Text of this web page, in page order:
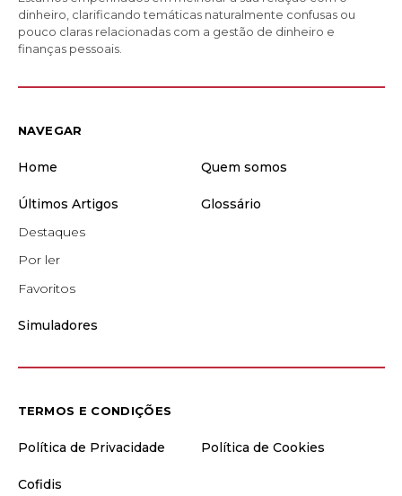
dinheiro, clarificando temáticas naturalmente confusas ou
pouco claras relacionadas com a gestão de dinheiro e
finanças pessoais.
NAVEGAR
Home Quem somos
Últimos Artigos
Destaques
Por ler
Favoritos
Glossário
Simuladores
TERMOS E CONDIÇÕES
Política de Privacidade Política de Cookies
Cofidis